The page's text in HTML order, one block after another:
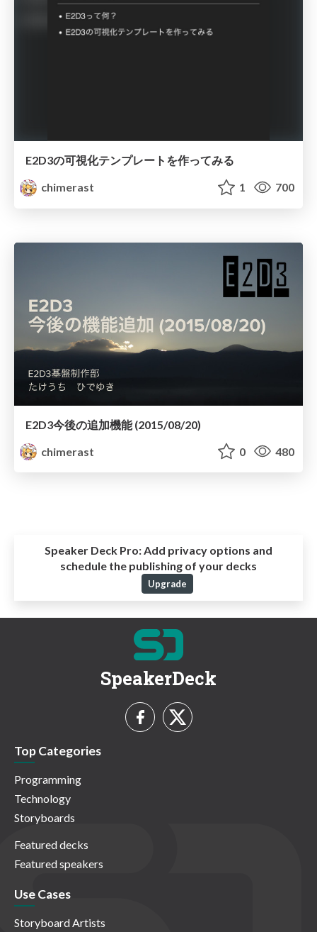
E2D3の可視化テンプレートを作ってみる
chimerast
1 700
E2D3今後の追加機能 (2015/08/20)
chimerast
0 480
Speaker Deck Pro:Add privacy options and
schedule the publishing of your decks
Upgrade
SpeakerDeck
Top Categories
Programming
Technology
Storyboards
Featured decks
Featured speakers
Use Cases
Storyboard Artists